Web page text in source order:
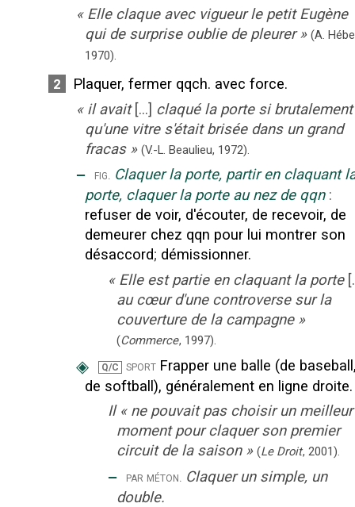
« Elle claque avec vigueur le petit Eugène
qui de surprise oublie de pleurer » (A.
1970).
2
Plaquer, fermer qqch. avec force.
« il avait [...] claqué la porte si brutalement
qu'une vitre s'était brisée dans un grand
fracas » (V.-L. Beaulieu, 1972).
‒ fig. Claquer la porte, partir en claquant
porte, claquer la porte au nez de qqn :
refuser de voir, d'écouter, de recevoir, de
demeurer chez qqn pour lui montrer son
désaccord; démissionner.
« Elle est partie en claquant la porte
au cœur d'une controverse sur la
couverture de la campagne »
(Commerce, 1997).
◈ Q/C sport Frapper une balle (de
de softball), généralement en ligne droite.
Il « ne pouvait pas choisir un meilleur
moment pour claquer son premier
circuit de la saison » (Le Droit, 2001).
‒ par méton. Claquer un simple, un
double.